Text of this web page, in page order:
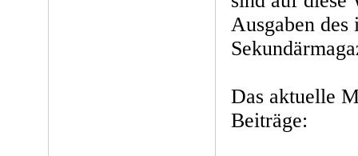
Ausgaben des
Das aktuelle
Beiträge: